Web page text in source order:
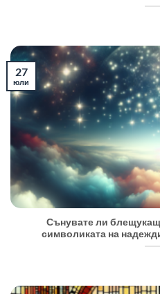
Сънувате ли
символиката на
27
юли